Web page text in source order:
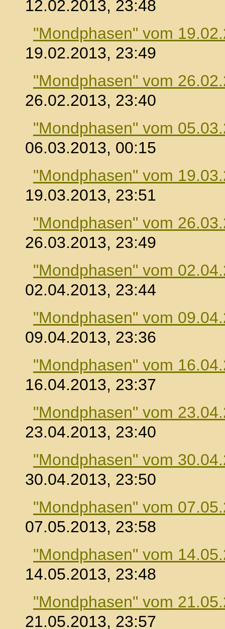
12.02.2013, 23:48
"Mondphasen" vom
19.02.2013, 23:49
"Mondphasen" vom
26.02.2013, 23:40
"Mondphasen" vom
06.03.2013, 00:15
"Mondphasen" vom
19.03.2013, 23:51
"Mondphasen" vom
26.03.2013, 23:49
"Mondphasen" vom
02.04.2013, 23:44
"Mondphasen" vom
09.04.2013, 23:36
"Mondphasen" vom
16.04.2013, 23:37
"Mondphasen" vom
23.04.2013, 23:40
"Mondphasen" vom
30.04.2013, 23:50
"Mondphasen" vom
07.05.2013, 23:58
"Mondphasen" vom
14.05.2013, 23:48
"Mondphasen" vom
21.05.2013, 23:57